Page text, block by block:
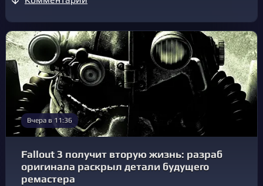
Вчера в 11:36
Fallout 3 получит вторую жизнь: разраб
оригинала раскрыл детали будущего
ремастера